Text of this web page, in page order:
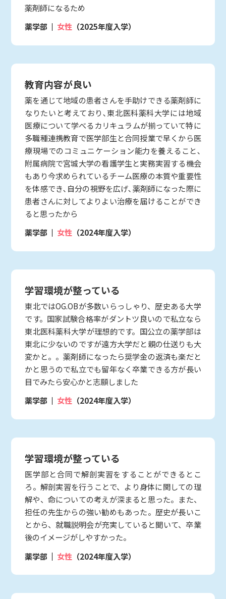
薬剤師になるため
薬学部
女性 （2025年度入学）
教育内容が良い
薬を通じて地域の患者さんを手助けできる薬剤師に
なりたいと考えており､東北医科薬科大学には地域
医療について学べるカリキュラムが揃っていて特に
多職種連携教育で医学部生と合同授業で早くから医
療現場でのコミュニケーション能力を養えること､
附属病院で宮城大学の看護学生と実務実習する機会
もあり今求められているチーム医療の本質や重要性
を体感でき､自分の視野を広げ､薬剤師になった際に
患者さんに対してよりよい治療を届けることができ
ると思ったから
薬学部
女性 （2024年度入学）
学習環境が整っている
東北ではOG.OBが多数いらっしゃり、歴史ある大学
です。国家試験合格率がダントツ良いので私立なら
東北医科薬科大学が理想的です。国公立の薬学部は
東北に少ないのですが遠方大学だと親の仕送りも大
変かと。。薬剤師になったら奨学金の返済も楽だと
かと思うので私立でも留年なく卒業できる方が長い
目でみたら安心かと志願しました
薬学部
女性 （2024年度入学）
学習環境が整っている
医学部と合同で解剖実習をすることができるとこ
ろ。解剖実習を行うことで、より身体に関しての理
解や、命についての考えが深まると思った。また、
担任の先生からの強い勧めもあった。歴史が長いこ
とから、就職説明会が充実していると聞いて、卒業
後のイメージがしやすかった。
薬学部
女性 （2024年度入学）